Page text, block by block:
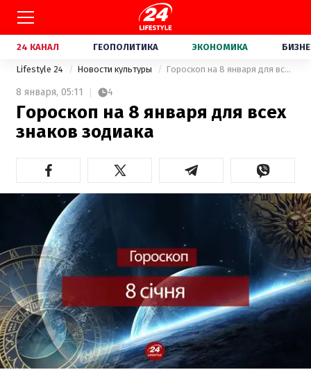
24 КАНАЛ ГЕОПОЛИТИКА ЭКОНОМИКА
Lifestyle 24 Новости культуры Гороскоп на 8 января для всех знаков зодиака
8 января, 05:11 4
Гороскоп на 8 января для всех
знаков зодиака